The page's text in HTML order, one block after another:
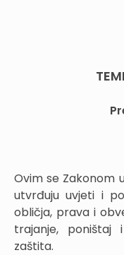
Ovim se Zakonom
utvrđuju uvjeti i
obličja, prava i
trajanje, poništaj
zaštita.